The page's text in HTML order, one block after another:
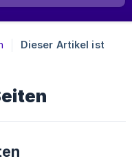
Dieser Artikel ist